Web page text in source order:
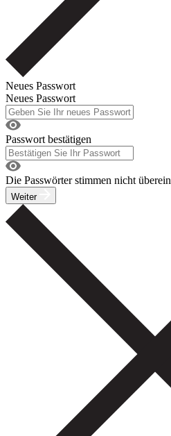
Neues Passwort
Neues Passwort
Passwort bestätigen
Die Passwörter stimmen nicht überein
Weiter